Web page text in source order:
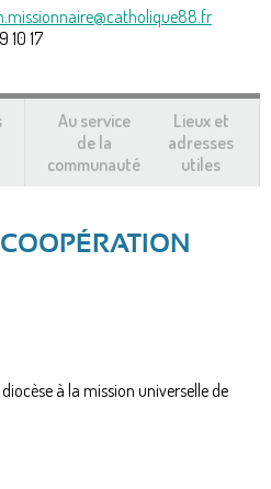
10 17
Au service
de la
communauté
Lieux et
adresses
utiles
à la mission universelle de